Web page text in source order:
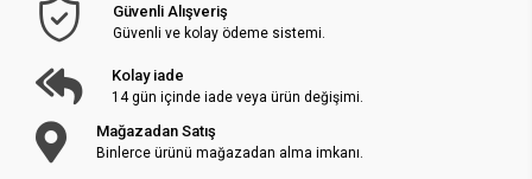
Güvenli Alışveriş
Güvenli ve kolay ödeme sistemi.
Kolay iade
14 gün içinde iade veya ürün değişimi.
Mağazadan Satış
Binlerce ürünü mağazadan alma imkanı.